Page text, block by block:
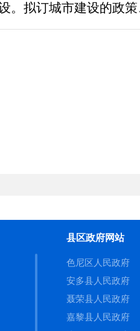
。拟订城市建设的政
设计和专项设计以及
工作。组织编制城市
和重要目标防护建设
人民防空经费、物资
防空工程及通讯指挥
县区政府网站
色尼区人民政府
安多县人民政府
聂荣县人民政府
嘉黎县人民政府